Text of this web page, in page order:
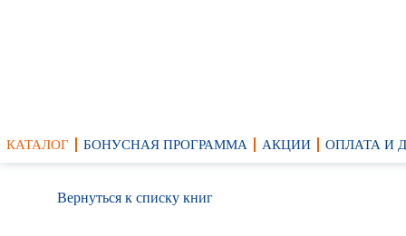
КАТАЛОГ БОНУСНАЯ ПРОГРАММА АКЦИИ ОПЛАТА И
Вернуться к списку книг